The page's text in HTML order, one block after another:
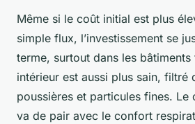
Même si le coût initial est plus
simple flux, l’investissement se
terme, surtout dans les bâtiments
intérieur est aussi plus sain, filtré
poussières et particules fines. Le
va de pair avec le confort